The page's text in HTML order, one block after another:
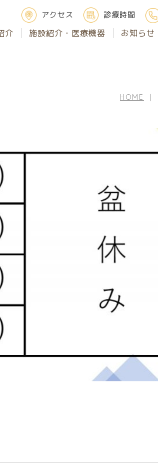
アクセス 診療時間
介 施設紹介・医療機器 お知らせ
HOME ｜